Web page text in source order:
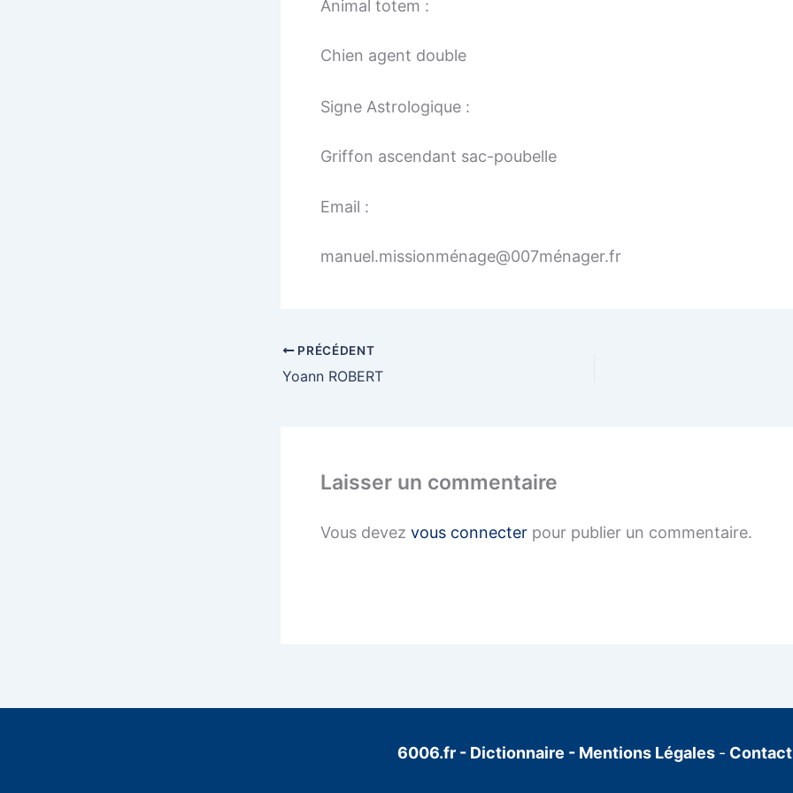
Animal totem :
Chien agent double
Signe Astrologique :
Griffon ascendant sac-poubelle
Email :
manuel.missionménage@007ménager.fr
PRÉCÉDENT
Yoann ROBERT
Laisser un commentaire
Vous devez vous connecter pour publier un commentaire.
6006.fr - Dictionnaire - Mentions Légales - Contact